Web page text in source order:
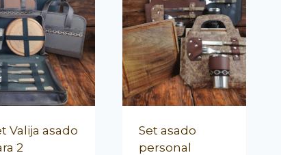
Valija asado
2
Set asado
personal